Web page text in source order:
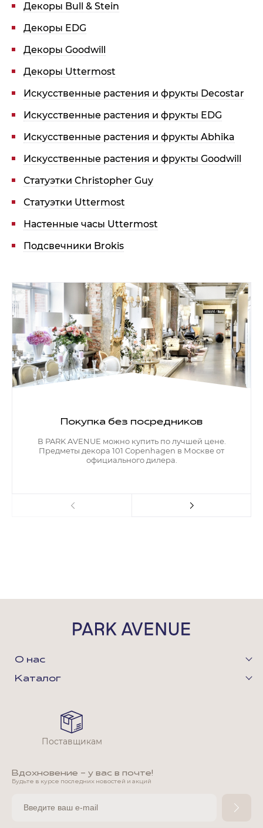
Декоры Bull & Stein
Декоры EDG
Декоры Goodwill
Декоры Uttermost
Искусственные растения и фрукты Decostar
Искусственные растения и фрукты EDG
Искусственные растения и фрукты Abhika
Искусственные растения и фрукты Goodwill
Статуэтки Christopher Guy
Статуэтки Uttermost
Настенные часы Uttermost
Подсвечники Brokis
Покупка без посредников
В PARK AVENUE можно купить по лучшей цене.
Предметы декора 101 Copenhagen в Москве от
официального дилера.
О нас
Каталог
Вдохновение - у вас в почте!
Будьте в курсе последних новостей и акций
Поставщикам